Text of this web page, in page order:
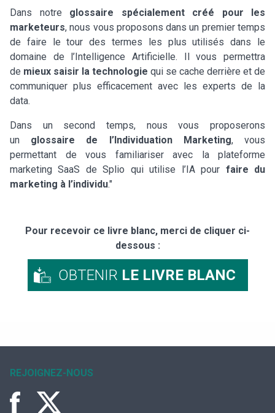
Dans notre glossaire spécialement créé pour les
marketeurs, nous vous proposons dans un premier temps
de faire le tour des termes les plus utilisés dans le
domaine de l’Intelligence Artificielle. Il vous permettra
de mieux saisir la technologie qui se cache derrière et de
communiquer plus efficacement avec les experts de la
data.
Dans un second temps, nous vous proposerons
un glossaire de l’Individuation Marketing, vous
permettant de vous familiariser avec la plateforme
marketing SaaS de Splio qui utilise l’IA pour faire du
marketing à l’individu."
Pour recevoir ce livre blanc, merci de cliquer ci-
dessous :
OBTENIR LE LIVRE BLANC
REJOIGNEZ-NOUS